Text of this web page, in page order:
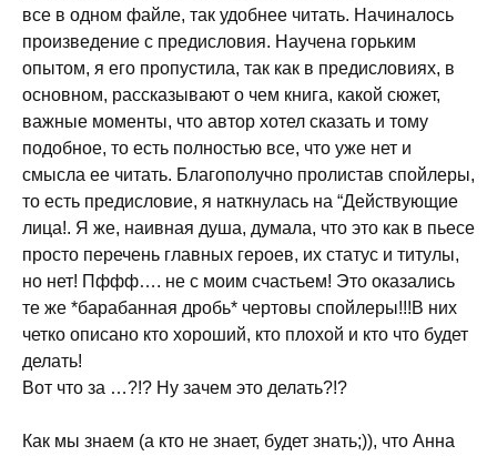
все в одном файле, так удобнее читать. Начиналось
произведение с предисловия. Научена горьким
опытом, я его пропустила, так как в предисловиях, в
основном, рассказывают о чем книга, какой сюжет,
важные моменты, что автор хотел сказать и тому
подобное, то есть полностью все, что уже нет и
смысла ее читать. Благополучно пролистав спойлеры,
то есть предисловие, я наткнулась на “Действующие
лица!. Я же, наивная душа, думала, что это как в пьесе
просто перечень главных героев, их статус и титулы,
но нет! Пффф…. не с моим счастьем! Это оказались
те же *барабанная дробь* чертовы спойлеры!!!В них
четко описано кто хороший, кто плохой и кто что будет
делать!
Вот что за …?!? Ну зачем это делать?!?
Как мы знаем (а кто не знает, будет знать;)), что Анна